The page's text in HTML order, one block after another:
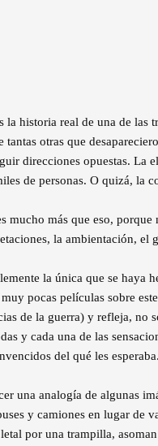
la historia real de una de las
tantas otras que
direcciones opuestas. La
de personas. O quizá, la
mucho más que eso,
la ambientación, el
la única que se haya
pocas películas sobre
de la guerra) y refleja, no
y cada una de las
del qué les
una analogía de algunas
y camiones en lugar de
por una trampilla,